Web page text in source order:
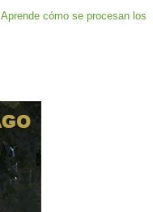
Aprende cómo se procesan los